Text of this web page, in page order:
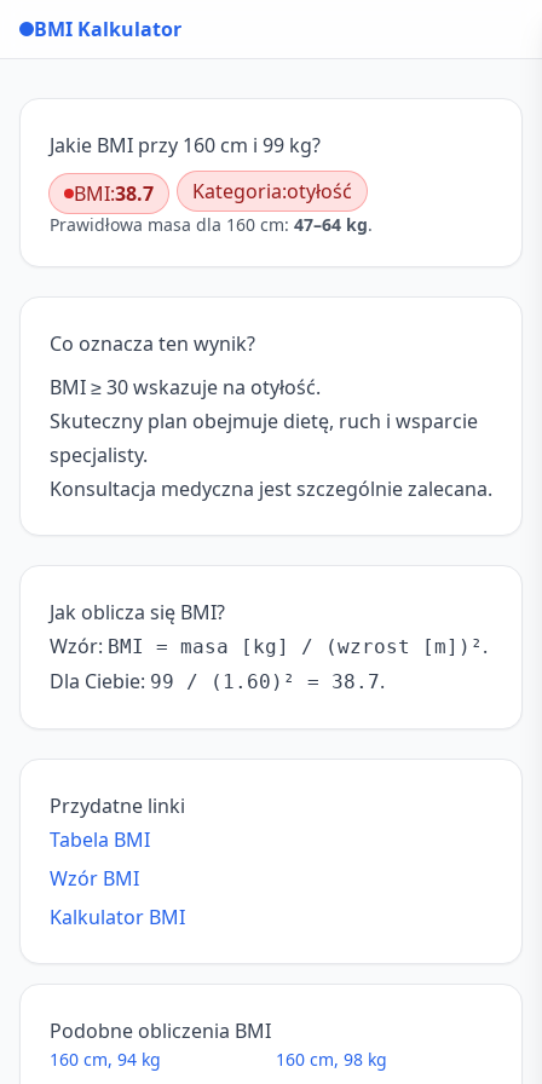
BMI Kalkulator
Jakie BMI przy 160 cm i 99 kg?
BMI:38.7 Kategoria:otyłość
Prawidłowa masa dla 160 cm: 47–64 kg.
Co oznacza ten wynik?
BMI ≥ 30 wskazuje na otyłość.
Skuteczny plan obejmuje dietę, ruch i wsparcie
specjalisty.
Konsultacja medyczna jest szczególnie zalecana.
Jak oblicza się BMI?
Wzór: BMI = masa [kg] / (wzrost [m])² .
Dla Ciebie: 99 / (1.60)² = 38.7.
Przydatne linki
Tabela BMI
Wzór BMI
Kalkulator BMI
Podobne obliczenia BMI
160 cm, 94 kg
160 cm, 98 kg